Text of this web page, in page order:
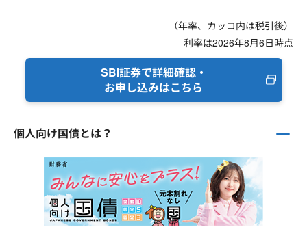
（年率、カッコ内は税引後）
利率は2026年8月6日時点
SBI証券で詳細確認・
お申し込みはこちら
個人向け国債とは？